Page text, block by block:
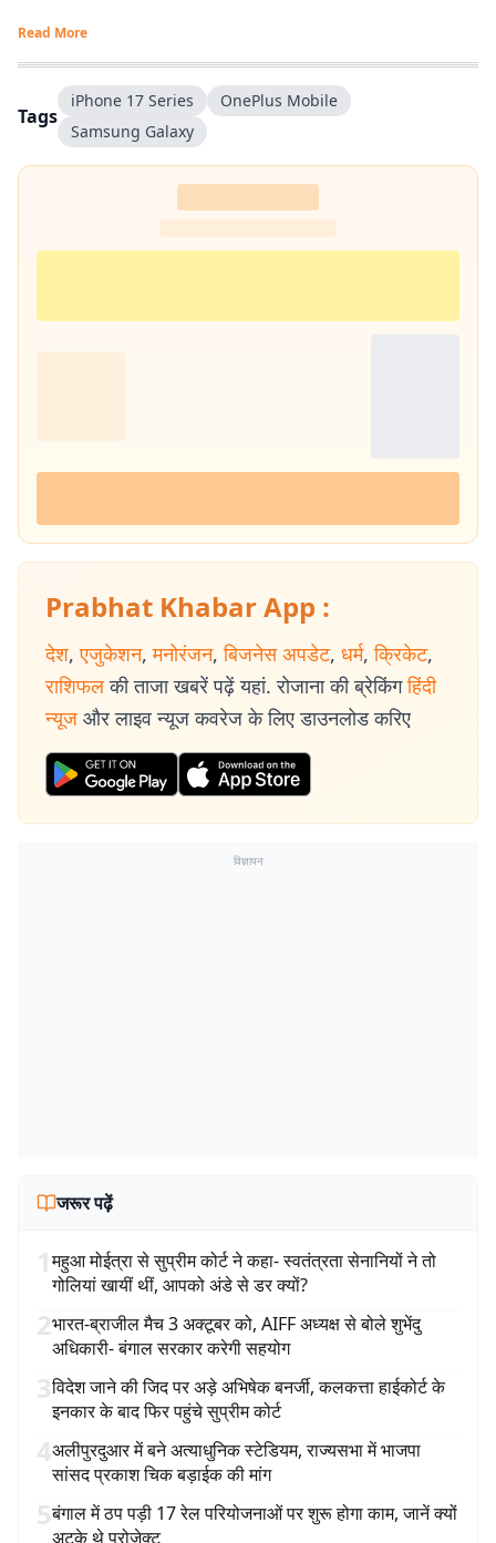
Read More
Tags
iPhone 17 Series
OnePlus Mobile
Samsung Galaxy
Prabhat Khabar App :
देश, एजुकेशन, मनोरंजन, बिजनेस अपडेट, धर्म, क्रिकेट,
राशिफल की ताजा खबरें पढ़ें यहां. रोजाना की ब्रेकिंग हिंदी
न्यूज और लाइव न्यूज कवरेज के लिए डाउनलोड करिए
विज्ञापन
जरूर पढ़ें
1महुआ मोईत्रा से सुप्रीम कोर्ट ने कहा- स्वतंत्रता सेनानियों ने तो
गोलियां खायीं थीं, आपको अंडे से डर क्यों?
2भारत-ब्राजील मैच 3 अक्टूबर को, AIFF अध्यक्ष से बोले शुभेंदु
अधिकारी- बंगाल सरकार करेगी सहयोग
3विदेश जाने की जिद पर अड़े अभिषेक बनर्जी, कलकत्ता हाईकोर्ट के
इनकार के बाद फिर पहुंचे सुप्रीम कोर्ट
4अलीपुरदुआर में बने अत्याधुनिक स्टेडियम, राज्यसभा में भाजपा
सांसद प्रकाश चिक बड़ाईक की मांग
5बंगाल में ठप पड़ी 17 रेल परियोजनाओं पर शुरू होगा काम, जानें क्यों
अटके थे प्रोजेक्ट